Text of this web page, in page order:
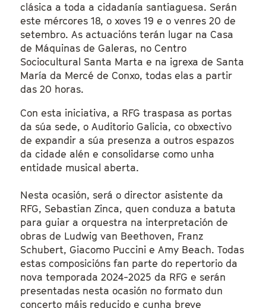
clásica a toda a cidadanía santiaguesa. Serán
este mércores 18, o xoves 19 e o venres 20 de
setembro. As actuacións terán lugar na Casa
de Máquinas de Galeras, no Centro
Sociocultural Santa Marta e na igrexa de Santa
María da Mercé de Conxo, todas elas a partir
das 20 horas.
Con esta iniciativa, a RFG traspasa as portas
da súa sede, o Auditorio Galicia, co obxectivo
de expandir a súa presenza a outros espazos
da cidade alén e consolidarse como unha
entidade musical aberta.
Nesta ocasión, será o director asistente da
RFG, Sebastian Zinca, quen conduza a batuta
para guiar a orquestra na interpretación de
obras de Ludwig van Beethoven, Franz
Schubert, Giacomo Puccini e Amy Beach. Todas
estas composicións fan parte do repertorio da
nova temporada 2024-2025 da RFG e serán
presentadas nesta ocasión no formato dun
concerto máis reducido e cunha breve